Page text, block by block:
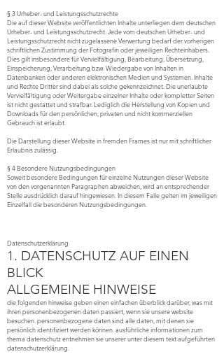
§ 3 Urheber- und Leistungsschutzrechte
Die auf dieser Website veröffentlichten Inhalte unterliegen dem deutschen
Urheber- und Leistungsschutzrecht. Jede vom deutschen Urheber- und
Leistungsschutzrecht nicht zugelassene Verwertung bedarf der vorherigen
schriftlichen Zustimmung der Fotografin oder jeweiligen Rechteinhabers.
Dies gilt insbesondere für Vervielfältigung, Bearbeitung, Übersetzung,
Einspeicherung, Verarbeitung bzw. Wiedergabe von Inhalten in
Datenbanken oder anderen elektronischen Medien und Systemen. Inhalte
und Rechte Dritter sind dabei als solche gekennzeichnet. Die unerlaubte
Vervielfältigung oder Weitergabe einzelner Inhalte oder kompletter Seiten
ist nicht gestattet und strafbar. Lediglich die Herstellung von Kopien und
Downloads für den persönlichen, privaten und nicht kommerziellen
Gebrauch ist erlaubt.
Die Darstellung dieser Website in fremden Frames ist nur mit schriftlicher
Erlaubnis zulässig.
§ 4 Besondere Nutzungsbedingungen
Soweit besondere Bedingungen für einzelne Nutzungen dieser Website
von den vorgenannten Paragraphen abweichen, wird an entsprechender
Stelle ausdrücklich darauf hingewiesen. In diesem Falle gelten im jeweiligen
Einzelfall die besonderen Nutzungsbedingungen.
Datenschutzerklärung
1. DATENSCHUTZ AUF EINEN
BLICK
ALLGEMEINE HINWEISE
die folgenden hinweise geben einen einfachen überblick darüber, was mit
ihren personenbezogenen daten passiert, wenn sie unsere website
besuchen. personenbezogene daten sind alle daten, mit denen sie
persönlich identifiziert werden können. ausführliche informationen zum
thema datenschutz entnehmen sie unserer unter diesem text aufgeführten
datenschutzerklärung.